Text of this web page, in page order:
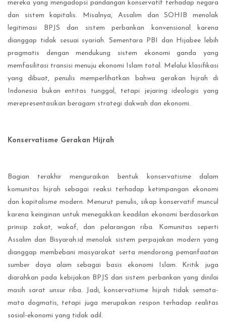
mereka yang mengadopsi pandangan konservatif terhadap negara
dan sistem kapitalis. Misalnya, Assalim dan SOHIB menolak
legitimasi BPJS dan sistem perbankan konvensional karena
dianggap tidak sesuai syariah. Sementara PBI dan Hijabee lebih
pragmatis dengan mendukung sistem ekonomi ganda yang
memfasilitasi transisi menuju ekonomi Islam total. Melalui klasifikasi
yang dibuat, penulis memperlihatkan bahwa gerakan hijrah di
Indonesia bukan entitas tunggal, tetapi jejaring ideologis yang
merepresentasikan beragam strategi dakwah dan ekonomi.
Konservatisme Gerakan Hijrah
Bagian terakhir menguraikan bentuk konservatisme dalam
komunitas hijrah sebagai reaksi terhadap ketimpangan ekonomi
dan kapitalisme modern. Menurut penulis, sikap konservatif muncul
karena keinginan untuk menegakkan keadilan ekonomi berdasarkan
prinsip zakat, wakaf, dan pelarangan riba. Komunitas seperti
Assalim dan Bisyarah.id menolak sistem perpajakan modern yang
dianggap membebani masyarakat serta mendorong pemanfaatan
sumber daya alam sebagai basis ekonomi Islam. Kritik juga
diarahkan pada kebijakan BPJS dan sistem perbankan yang dinilai
masih sarat unsur riba. Jadi, konservatisme hijrah tidak semata-
mata dogmatis, tetapi juga merupakan respon terhadap realitas
sosial-ekonomi yang tidak adil.